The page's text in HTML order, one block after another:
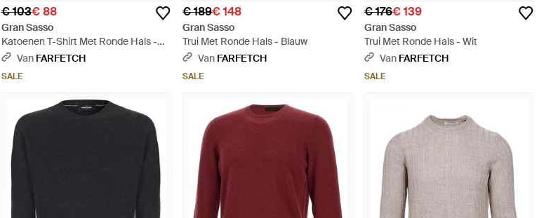
€ 103€ 88
Gran Sasso
Katoenen T-Shirt Met Ronde Hals -
Blauw
Van FARFETCH
SALE
€ 189€ 148
Gran Sasso
Trui Met Ronde Hals - Blauw
Van FARFETCH
SALE
€ 176€ 139
Gran Sasso
Trui Met Ronde Hals - Wit
Van FARFETCH
SALE